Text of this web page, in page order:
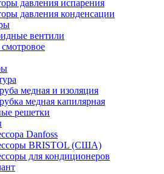
давления испарения
давления конденсации
вентили
медная и изоляция
медная капилярная
решетки
Danfoss
BRISTOL (США)
для кондиционеров